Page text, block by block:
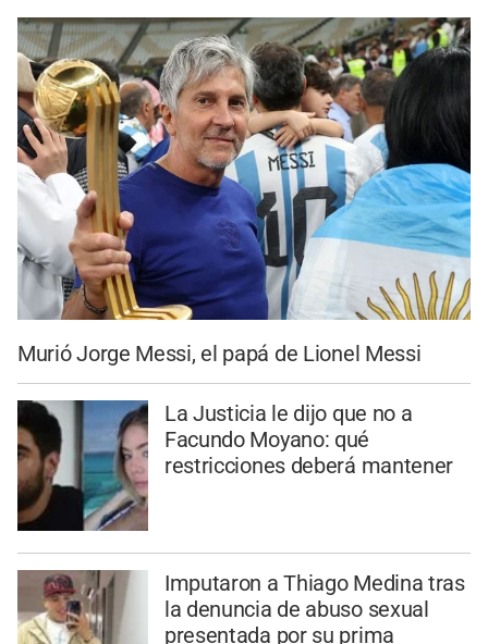
Murió Jorge Messi, el papá de Lionel Messi
La Justicia le dijo que no a
Facundo Moyano: qué
restricciones deberá mantener
Imputaron a Thiago Medina tras
la denuncia de abuso sexual
presentada por su prima